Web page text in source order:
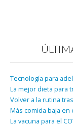
Tecnología para
La mejor dieta para
Volver a la rutina
Más comida baja en
La vacuna para el